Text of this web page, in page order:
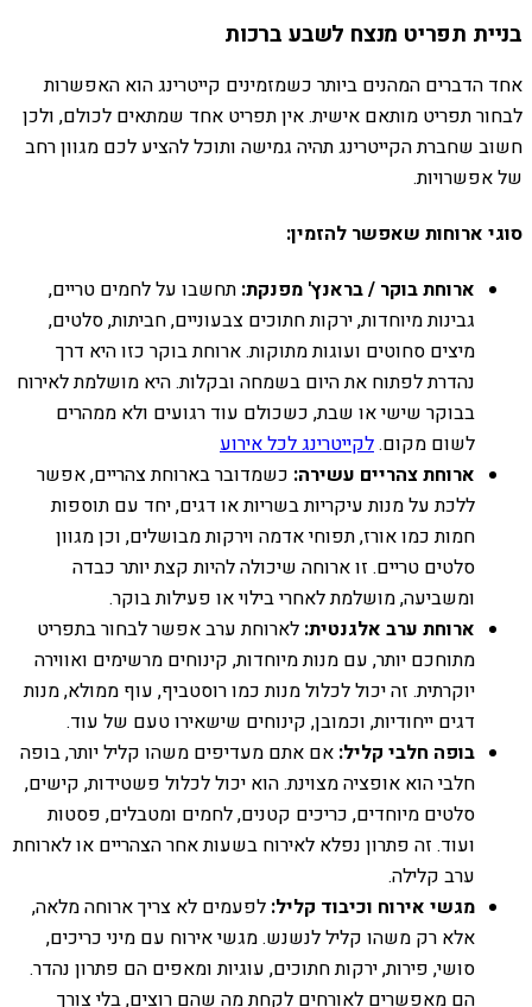
בניית תפריט מנצח לשבע ברכות
אחד הדברים המהנים ביותר כשמזמינים קייטרינג הוא האפשרות
לבחור תפריט מותאם אישית. אין תפריט אחד שמתאים לכולם, ולכן
חשוב שחברת הקייטרינג תהיה גמישה ותוכל להציע לכם מגוון רחב
של אפשרויות.
סוגי ארוחות שאפשר להזמין:
ארוחת בוקר / בראנץ' מפנקת: תחשבו על לחמים טריים,
גבינות מיוחדות, ירקות חתוכים צבעוניים, חביתות, סלטים,
מיצים סחוטים ועוגות מתוקות. ארוחת בוקר כזו היא דרך
נהדרת לפתוח את היום בשמחה ובקלות. היא מושלמת לאירוח
בבוקר שישי או שבת, כשכולם עוד רגועים ולא ממהרים
לשום מקום.לקייטרינג לכל אירוע
ארוחת צהריים עשירה: כשמדובר בארוחת צהריים, אפשר
ללכת על מנות עיקריות בשריות או דגים, יחד עם תוספות
חמות כמו אורז, תפוחי אדמה וירקות מבושלים, וכן מגוון
סלטים טריים. זו ארוחה שיכולה להיות קצת יותר כבדה
ומשביעה, מושלמת לאחרי בילוי או פעילות בוקר.
ארוחת ערב אלגנטית: לארוחת ערב אפשר לבחור בתפריט
מתוחכם יותר, עם מנות מיוחדות, קינוחים מרשימים ואווירה
יוקרתית. זה יכול לכלול מנות כמו רוסטביף, עוף ממולא, מנות
דגים ייחודיות, וכמובן, קינוחים שישאירו טעם של עוד.
בופה חלבי קליל: אם אתם מעדיפים משהו קליל יותר, בופה
חלבי הוא אופציה מצוינת. הוא יכול לכלול פשטידות, קישים,
סלטים מיוחדים, כריכים קטנים, לחמים ומטבלים, פסטות
ועוד. זה פתרון נפלא לאירוח בשעות אחר הצהריים או לארוחת
ערב קלילה.
מגשי אירוח וכיבוד קליל: לפעמים לא צריך ארוחה מלאה,
אלא רק משהו קליל לנשנש. מגשי אירוח עם מיני כריכים,
סושי, פירות, ירקות חתוכים, עוגיות ומאפים הם פתרון נהדר.
הם מאפשרים לאורחים לקחת מה שהם רוצים, בלי צורך